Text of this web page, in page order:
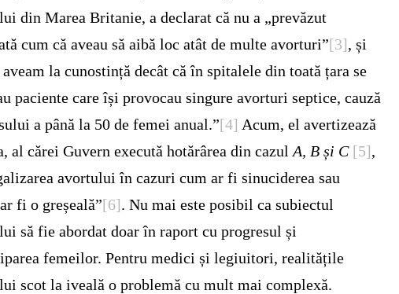
din Marea Britanie, a declarat că nu a „prevăzut
cum că aveau să aibă loc atât de multe avorturi”[3], și
aveam la cunostință decât că în spitalele din toată țara se
paciente care își provocau singure avorturi septice, cauză
a până la 50 de femei anual.”[4] Acum, el avertizează
al cărei Guvern execută hotărârea din cazulA, B și C [5],
avortului în cazuri cum ar fi sinuciderea sau
fi o greșeală”[6]. Nu mai este posibil ca subiectul
să fie abordat doar în raport cu progresul și
femeilor. Pentru medici și legiuitori, realitățile
scot la iveală o problemă cu mult mai complexă.